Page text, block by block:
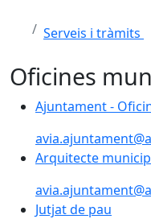
Serveis i tràmits
Oficines
Ajuntament -
Arquitecte
Jutjat de pau